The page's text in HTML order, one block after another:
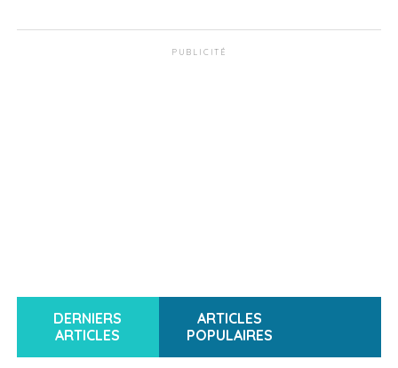
PUBLICITÉ
DERNIERS
ARTICLES
ARTICLES
POPULAIRES